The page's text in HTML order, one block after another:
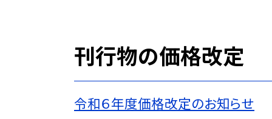
刊行物の価格改定
令和６年度価格改定のお知らせ